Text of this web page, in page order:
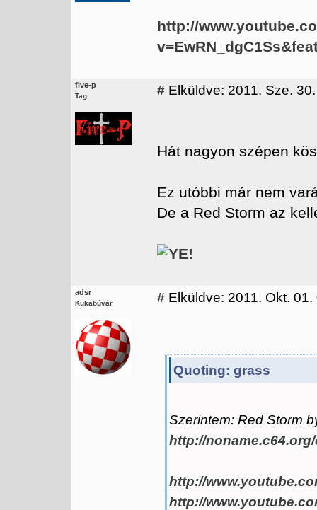
http://
five-p
Tag # Elküldve: 2011. Sze.
Hát nagyon szépen
Ez utóbbi már nem
De a Red Storm az
adsr
Kukabúvár # Elküldve: 2011. Okt. 01.
Quoting: grass
Szerintem: Red Storm
http://
http://
http://